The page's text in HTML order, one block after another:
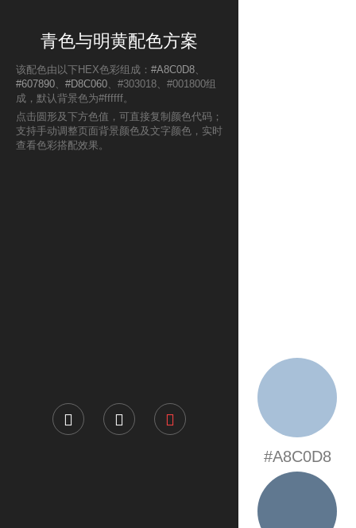
青色与明黄配色方案
该配色由以下HEX色彩组成： #A8C0D8、
#607890、 #D8C060、#303018、#001800组
成，默认背景色为#ffffff。
点击圆形及下方色值，可直接复制颜色代码；
支持手动调整页面背景颜色及文字颜色，实时
查看色彩搭配效果。
#A8C0D8